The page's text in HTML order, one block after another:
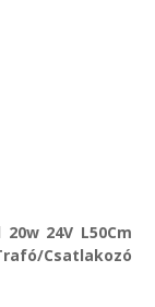
24V L50Cm
Csatlakozó